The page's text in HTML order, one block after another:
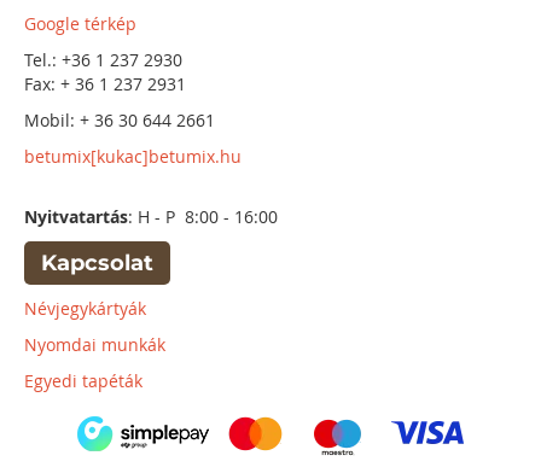
Google térkép
Tel.: +36 1 237 2930
Fax: + 36 1 237 2931
Mobil: + 36 30 644 2661
betumix[kukac]betumix.hu
Nyitvatartás: H - P 8:00 - 16:00
Kapcsolat
Névjegykártyák
Nyomdai munkák
Egyedi tapéták